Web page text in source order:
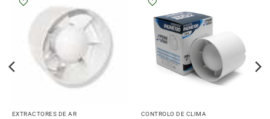
EXTRACTORES DE AR CONTROLO DE CLIMA